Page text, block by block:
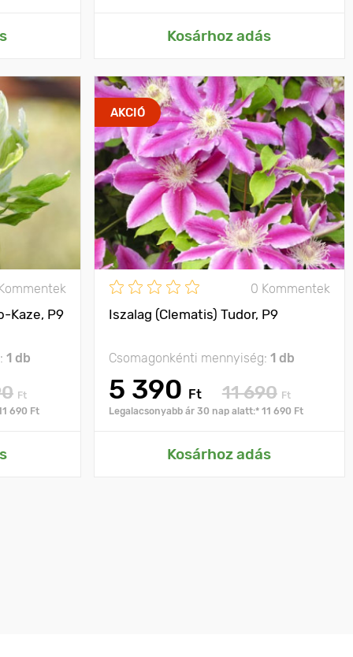
Kosárhoz adás
Kaze, P9
1 db
Ft
690 Ft
AKCIÓ
0 Kommentek
Iszalag (Clematis) Tudor, P9
Csomagonkénti mennyiség: 1 db
5 390 Ft 11 690 Ft
Legalacsonyabb ár 30 nap alatt:* 11 690 Ft
Kosárhoz adás